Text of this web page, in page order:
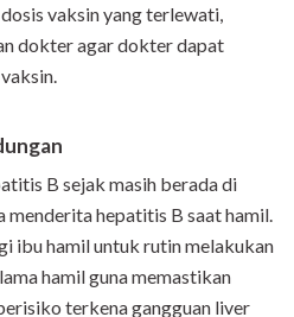
vaksin yang terlewati,
dokter agar dokter dapat
B sejak masih berada di
menderita hepatitis B saat hamil.
ibu hamil untuk rutin melakukan
hamil guna memastikan
terkena gangguan liver